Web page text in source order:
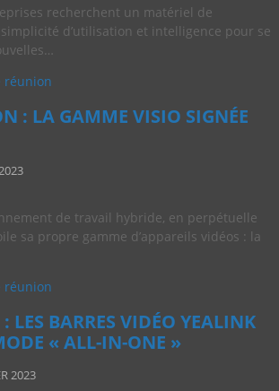
recherchent un matériel de
d’utilisation et intelligence pour se
réunion
: LA GAMME VISIO SIGNÉE
de travail hybride, en perpétuelle
sa propre gamme d’appareils vidéos : la
réunion
LES BARRES VIDÉO YEALINK
« ALL-IN-ONE »
2023